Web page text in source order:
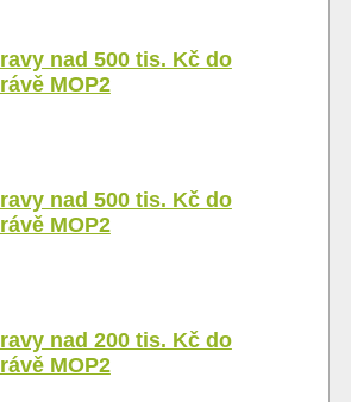
nad 500 tis. Kč do
MOP2
nad 500 tis. Kč do
MOP2
nad 200 tis. Kč do
MOP2